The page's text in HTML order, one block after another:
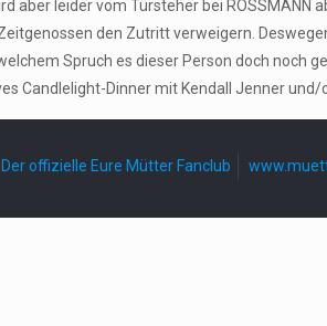
leider vom Türsteher bei ROSSMANN
den Zutritt verweigern.
Spruch es dieser Person doch noch
Candlelight-Dinner mit Kendall Jenner
Der offizielle Eure Mütter Fanclub